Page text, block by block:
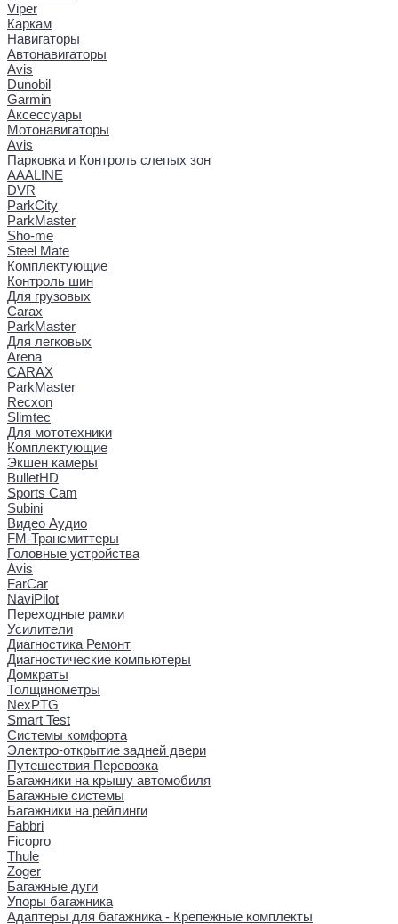
Viper
Каркам
Навигаторы
Автонавигаторы
Avis
Dunobil
Garmin
Аксессуары
Мотонавигаторы
Avis
Парковка и Контроль слепых зон
AAALINE
DVR
ParkCity
ParkMaster
Sho-me
Steel Mate
Комплектующие
Контроль шин
Для грузовых
Carax
ParkMaster
Для легковых
Arena
CARAX
ParkMaster
Recxon
Slimtec
Для мототехники
Комплектующие
Экшен камеры
BulletHD
Sports Cam
Subini
Видео Аудио
FM-Трансмиттеры
Головные устройства
Avis
FarCar
NaviPilot
Переходные рамки
Усилители
Диагностика Ремонт
Диагностические компьютеры
Домкраты
Толщинометры
NexPTG
Smart Test
Системы комфорта
Электро-открытие задней двери
Путешествия Перевозка
Багажники на крышу автомобиля
Багажные системы
Багажники на рейлинги
Fabbri
Ficopro
Thule
Zoger
Багажные дуги
Упоры багажника
Адаптеры для багажника - Крепежные комплекты